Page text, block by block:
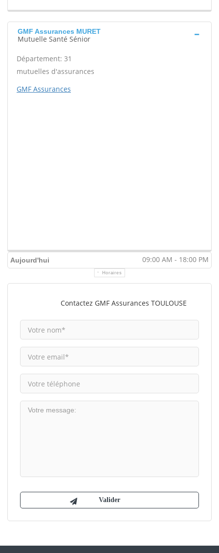
GMF Assurances MURET
Mutuelle Santé Sénior
Département: 31
mutuelles d'assurances
GMF Assurances
Aujourd'hui 09:00 AM - 18:00 PM
Horaires
Contactez GMF Assurances TOULOUSE